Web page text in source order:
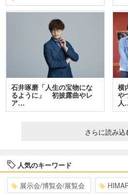
石井琢磨「人生の宝物にな
るように」 初披露曲やレ
ア…
横
や
さらに読み込
人気のキーワード
展示会/博覧会/展覧会